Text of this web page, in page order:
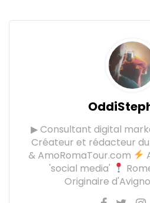
▶ Consultant digital
Créateur et rédacteur
& AmoRomaTour.com
'social media'
Originaire